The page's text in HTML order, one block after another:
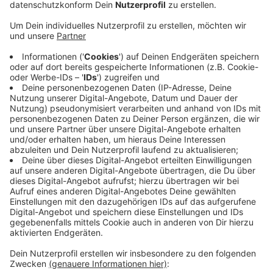
Die Stadt Köln will, dass die beliebten Roboter in den
privaten Gärten nur bis 30 Minuten vor
Sonnenuntergang mähen, danach ist Schluss. Morgens
geht es erst 30 Minuten nach Sonnenaufgang los. So
steht es in einer Unterlage des
Umweltausschusses. Das Land setzt lieber auf
Vernunft als eine neue Vorschrift und will so ein
Verbot nicht übernehmen. Um die dämmerungs- und
nachtaktiven Igel im eigenen Garten zu schützen,
empfiehlt das Land nach Möglichkeit um die
Mittagszeit mit dem Roboter zu mähen.
Anzeige